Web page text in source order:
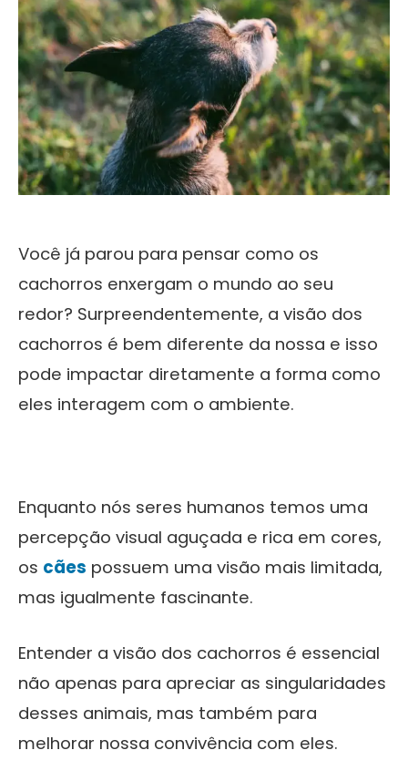
Você já parou para pensar como os
cachorros enxergam o mundo ao seu
redor? Surpreendentemente, a visão dos
cachorros é bem diferente da nossa e isso
pode impactar diretamente a forma como
eles interagem com o ambiente.
Enquanto nós seres humanos temos uma
percepção visual aguçada e rica em cores,
os cães possuem uma visão mais limitada,
mas igualmente fascinante.
Entender a visão dos cachorros é essencial
não apenas para apreciar as singularidades
desses animais, mas também para
melhorar nossa convivência com eles.